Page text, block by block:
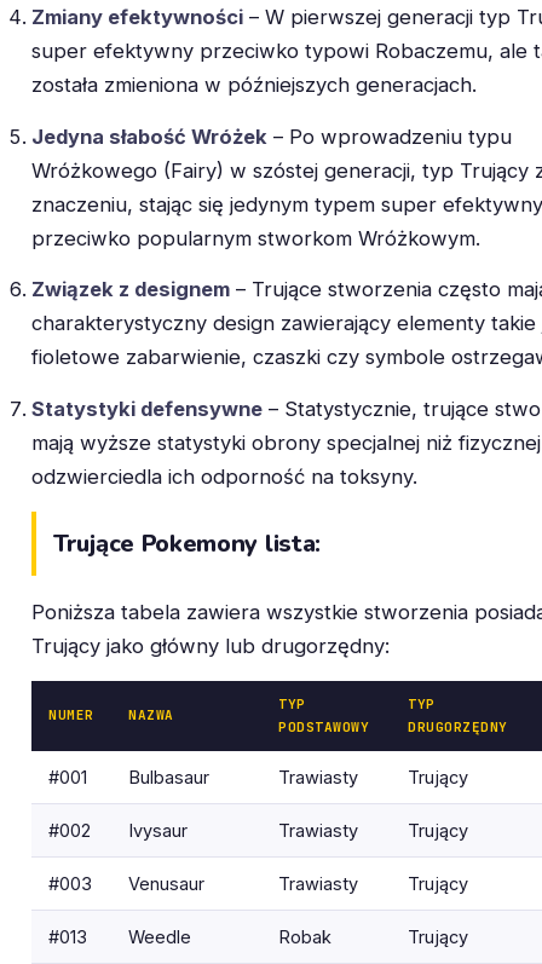
Zmiany efektywności – W pierwszej generacji typ
super efektywny przeciwko typowi Robaczemu, ale
została zmieniona w późniejszych generacjach.
Jedyna słabość Wróżek – Po wprowadzeniu typu
Wróżkowego (Fairy) w szóstej generacji, typ Trujący
znaczeniu, stając się jedynym typem super
przeciwko popularnym stworkom Wróżkowym.
Związek z designem – Trujące stworzenia często
charakterystyczny design zawierający elementy takie
fioletowe zabarwienie, czaszki czy symbole
Statystyki defensywne – Statystycznie, trujące
mają wyższe statystyki obrony specjalnej niż
odzwierciedla ich odporność na toksyny.
Trujące Pokemony lista:
Poniższa tabela zawiera wszystkie stworzenia
Trujący jako główny lub drugorzędny:
NUMER NAZWA
TYP
PODSTAWOWY
TYP
DRUGORZĘDNY
#001 Bulbasaur Trawiasty Trujący
#002 Ivysaur Trawiasty Trujący
#003 Venusaur Trawiasty Trujący
#013 Weedle Robak Trujący